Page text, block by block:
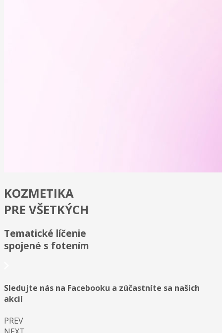
KOZMETIKA
PRE VŠETKÝCH
Tematické líčenie
spojené s fotením
Sledujte nás na Facebooku a zúčastníte sa našich
akcií
PREV